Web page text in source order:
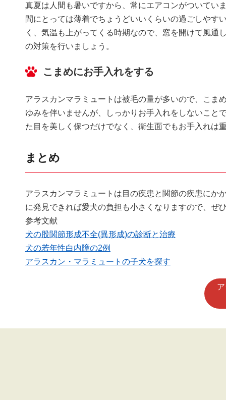
真夏は人間も暑いですから、常にエアコンがついてい
間にとっては薄着でちょうどいいくらいの過ごしやす
く、気温も上がってくる時期なので、窓を開けて風
の対策を行いましょう。
こまめにお手入れをする
アラスカンマラミュートは被毛の量が多いので、こま
ゆみを伴いませんが、しっかりお手入れをしないこと
た目を美しく保つだけでなく、衛生面でもお手入れは
まとめ
アラスカンマラミュートは目の疾患と関節の疾患にか
に発見できれば愛犬の負担も小さくなりますので、ぜ
参考文献
犬の股関節形成不全(異形成)の診断と治療
犬の若年性白内障の2例
アラスカン・マラミュートの子犬を探す